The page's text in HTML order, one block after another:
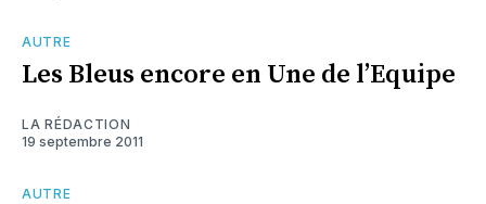
AUTRE
Les Bleus encore en Une de l’Equipe
LA RÉDACTION
19 septembre 2011
AUTRE